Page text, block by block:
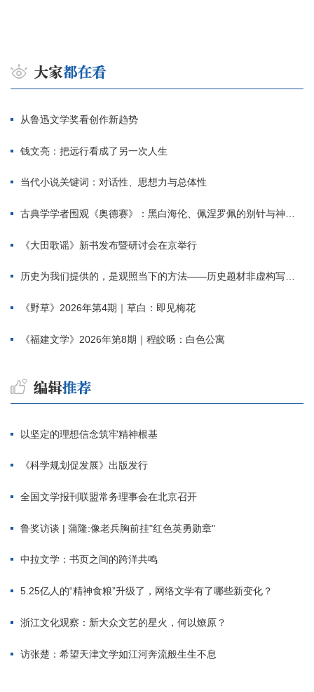
从鲁迅文学奖看创作新趋势
钱文亮：把远行看成了另一次人生
当代小说关键词：对话性、思想力与总体性
古典学学者围观《奥德赛》：黑白海伦、佩涅罗佩的别针与神秘入侵者
《大田歌谣》新书发布暨研讨会在京举行
历史为我们提供的，是观照当下的方法——历史题材非虚构写作多人谈
《野草》2026年第4期｜草白：即见梅花
《福建文学》2026年第8期｜程皎旸：白色公寓
以坚定的理想信念筑牢精神根基
《科学规划促发展》出版发行
全国文学报刊联盟常务理事会在北京召开
鲁奖访谈 | 蒲隆:像老兵胸前挂"红色英勇勋章"
中拉文学：书页之间的跨洋共鸣
5.25亿人的“精神食粮”升级了，网络文学有了哪些新变化？
浙江文化观察：新大众文艺的星火，何以燎原？
访张楚：希望天津文学如江河奔流般生生不息